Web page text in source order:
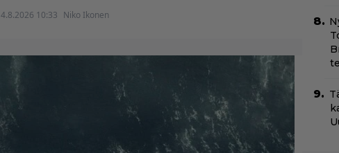
4.8.2026 10:33 Niko Ikonen